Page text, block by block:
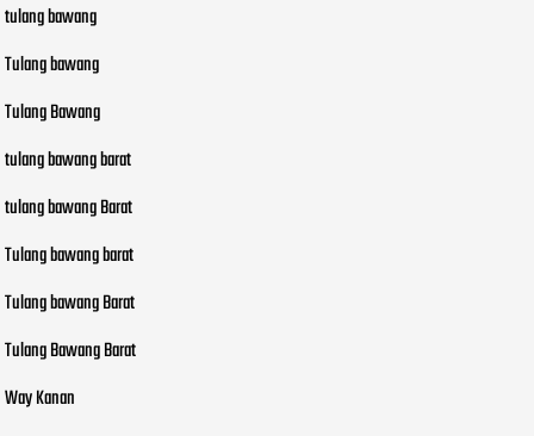
tulang bawang
Tulang bawang
Tulang Bawang
tulang bawang barat
tulang bawang Barat
Tulang bawang barat
Tulang bawang Barat
Tulang Bawang Barat
Way Kanan